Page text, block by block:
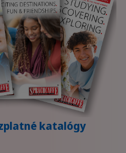
katalógy